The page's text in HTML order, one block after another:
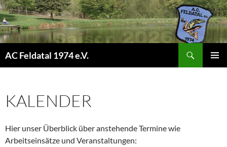
AC Feldatal 1974 e.V.
KALENDER
Hier unser Überblick über anstehende Termine wie
Arbeitseinsätze und Veranstaltungen:
0:00
1:00
2:00
3:00
4:00